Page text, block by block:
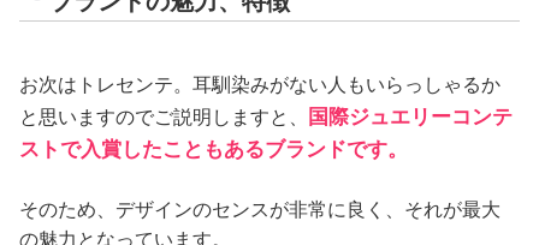
お次はトレセンテ。耳馴染みがない人もいらっしゃるか
と思いますのでご説明しますと、
国際ジュエリーコンテ
ストで入賞したこともあるブランドです。
そのため、デザインのセンスが非常に良く、それが最大
の魅力となっています。